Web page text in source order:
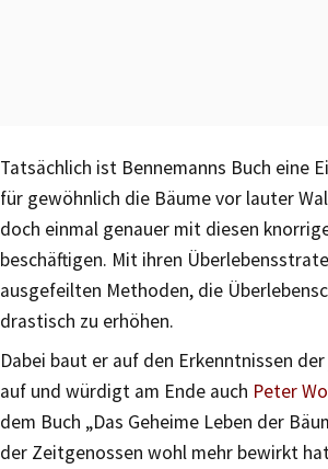
Tatsächlich ist Bennemanns Buch eine
für gewöhnlich die Bäume vor lauter
doch einmal genauer mit diesen
beschäftigen. Mit ihren
ausgefeilten Methoden, die
drastisch zu erhöhen.
Dabei baut er auf den Erkenntnissen
auf und würdigt am Ende auch Peter
dem Buch „Das Geheime Leben der
der Zeitgenossen wohl mehr bewirkt